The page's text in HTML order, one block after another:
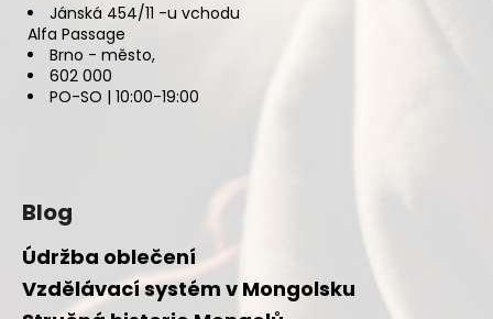
Jánská 454/11 -u vchodu
Alfa Passage
Brno - město,
602 000
PO-SO | 10:00-19:00
Blog
Údržba oblečení
Vzdělávací systém v Mongolsku